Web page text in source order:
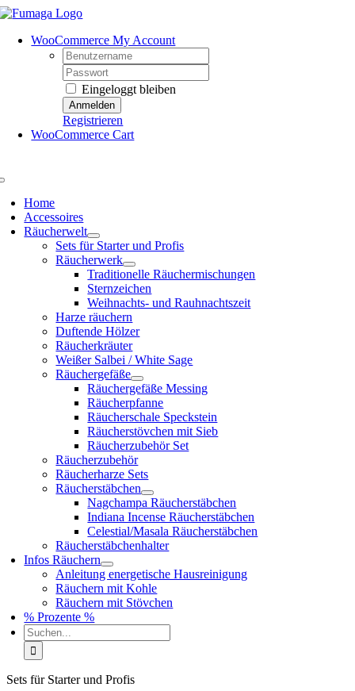
Skip
contentWooCommerce My Account
Username:
Password:
Eingeloggt bleiben
Registrieren
WooCommerce Cart
Home
Accessoires
Räucherwelt
Sets für Starter und Profis
Räucherwerk
Traditionelle Räuchermischungen
Sternzeichen
Weihnachts- und Rauhnachtszeit
Harze räuchern
Duftende Hölzer
Räucherkräuter
Weißer Salbei / White Sage
Räuchergefäße
Räuchergefäße Messing
Räucherpfanne
Räucherschale Speckstein
Räucherstövchen mit Sieb
Räucherzubehör Set
Räucherzubehör
Räucherharze Sets
Räucherstäbchen
Nagchampa Räucherstäbchen
Indiana Incense Räucherstäbchen
Celestial/Masala Räucherstäbchen
Räucherstäbchenhalter
Infos Räuchern
Anleitung energetische Hausreinigung
Räuchern mit Kohle
Räuchern mit Stövchen
% Prozente %
Suche
nach:
Sets für Starter und Profis